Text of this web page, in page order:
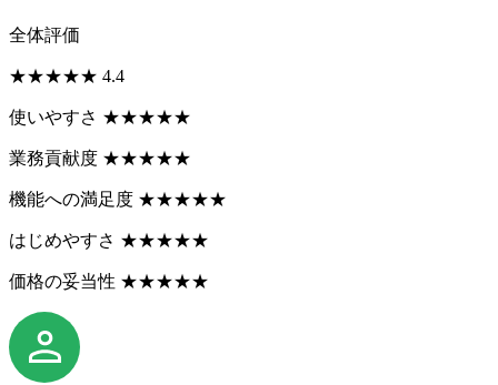
全体評価
★★★★★ 4.4
使いやすさ ★★★★★
業務貢献度 ★★★★★
機能への満足度 ★★★★★
はじめやすさ ★★★★★
価格の妥当性 ★★★★★